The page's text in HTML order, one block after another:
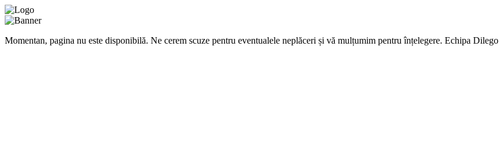
Momentan, pagina nu este disponibilă. Ne cerem scuze pentru eventualele neplăceri și vă mulțumim pentru înțelegere. Echipa Dilego